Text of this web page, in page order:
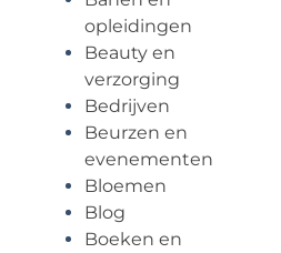
opleidingen
Beauty en
verzorging
Bedrijven
Beurzen en
evenementen
Bloemen
Blog
Boeken en